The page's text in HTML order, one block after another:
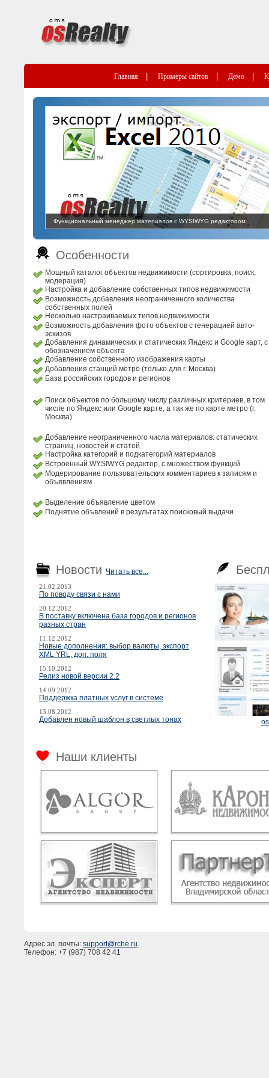
Главная Примеры сайтов Демо
Функциональный менеджер материалов с WYSIWYG редактором
Особенности
Мощный каталог объектов недвижимости (сортировка, поиск,
модерация)
Настройка и добавление собственных типов недвижимости
Возможность добавления неограниченного количества
собственных полей
Несколько настраиваемых типов недвижимости
Возможность добавления фото объектов с генерацией авто-
эскизов
Добавления динамических и статических Яндекс и Google карт, с
обозначением объекта
Добавление собственного изображения карты
Добавления станций метро (только для г. Москва)
База российских городов и регионов
Поиск объектов по большому числу различных критериев, в том
числе по Яндекс или Google карте, а так же по карте метро (г.
Москва)
Добавление неограниченного числа материалов: статических
страниц, новостей и статей
Настройка категорий и подкатегорий материалов
Встроенный WYSIWYG редактор, с множеством функций
Модерирование пользовательских комментариев к записям и
объявлениям
Выделение объявление цветом
Поднятие объвлений в результатах поисковый выдачи
Новости Читать все...
21.02.2013
По поводу связи с нами
20.12.2012
В поставку включена база городов и регионов
разных стран
11.12.2012
Новые дополнения: выбор валюты, экспорт
XML YRL, доп. поля
15.10.2012
Релиз новой версии 2.2
14.09.2012
Поддержка платных услуг в системе
13.08.2012
Добавлен новый шаблон в светлых тонах
Наши клиенты
Адрес эл. почты: support@rche.ru
Телефон: +7 (987) 708 42 41